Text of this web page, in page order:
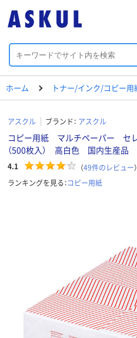
ホーム トナー/インク/コピー用
アスクル ブランド： アスクル
コピー用紙 マルチペーパー セ
（500枚入） 高白色 国内生産品
4.1 （49件のレビュー）
ランキングを見る：コピー用紙